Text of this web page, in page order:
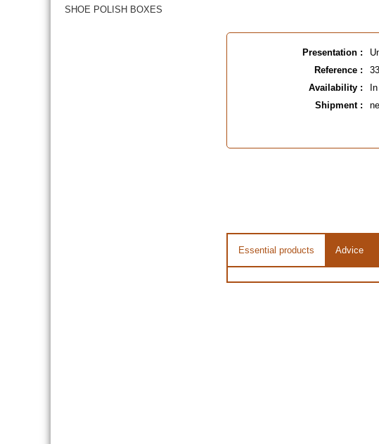
SHOE POLISH BOXES
Presentation :
Reference :
Availability :
Shipment :
Essential products Advice